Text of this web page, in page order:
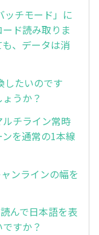
ッチモード」に
ド読み取りま
、データは消
したいのです
うか？
チライン常時
を通常の1本線
ンラインの幅を
んで日本語を表
すか？